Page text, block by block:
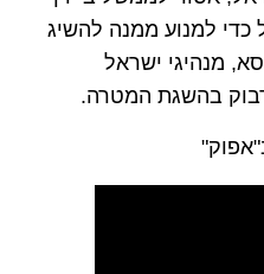
כדי למנוע ממנה להשיג
מנהיגי ישראל
בהשגת המטרה.